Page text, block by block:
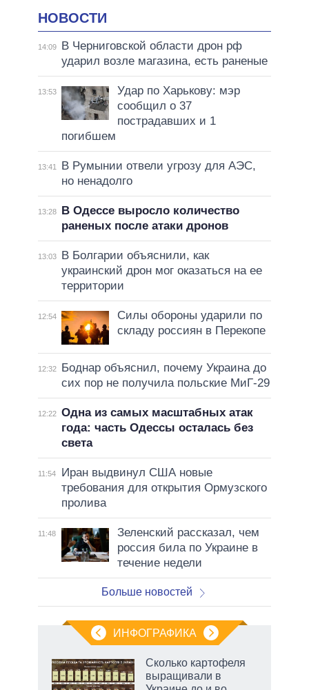
НОВОСТИ
14:09
В Черниговской области дрон рф
ударил возле магазина, есть раненые
13:53
Удар по Харькову: мэр
сообщил о 37
пострадавших и 1
погибшем
13:41
В Румынии отвели угрозу для АЭС,
но ненадолго
13:28
В Одессе выросло количество
раненых после атаки дронов
13:03
В Болгарии объяснили, как
украинский дрон мог оказаться на ее
территории
12:54
Силы обороны ударили по
складу россиян в Перекопе
12:32
Боднар объяснил, почему Украина до
сих пор не получила польские МиГ-29
12:22 Одна из самых масштабных атак
года: часть Одессы осталась без
света
11:54
Иран выдвинул США новые
требования для открытия Ормузского
пролива
11:48
Зеленский рассказал, чем
россия била по Украине в
течение недели
Больше новостей
ИНФОГРАФИКА
Сколько картофеля
выращивали в